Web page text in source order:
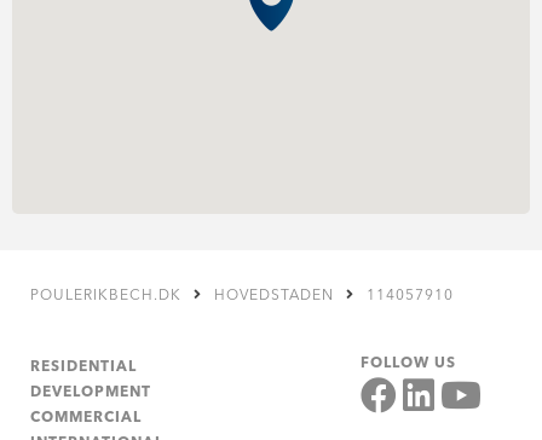
POULERIKBECH.DK HOVEDSTADEN 114057910
RESIDENTIAL
DEVELOPMENT
COMMERCIAL
FOLLOW US